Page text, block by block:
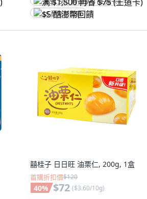
满 $1,500 再省 $75 (王道卡)
$5 酷澎幣回饋
囍桂子 日日旺 油栗仁, 200g, 1盒
首購折扣價$120
40% $72 ($3.60/10g)